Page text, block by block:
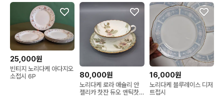
25,000원
빈티지 노리다케 아다지오
소접시 6P
80,000원
노리다케 로라 애슐리 안
젤리카 찻잔 듀오 앤틱찻
16,000원
노리다케 블루레이스 디저
트접시